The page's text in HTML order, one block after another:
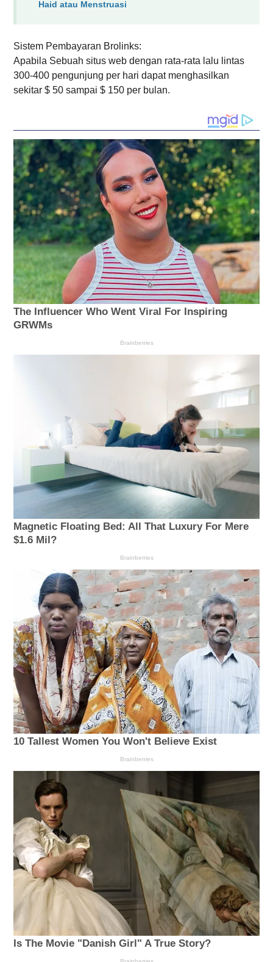
Haid atau Menstruasi
Sistem Pembayaran Brolinks:
Apabila Sebuah situs web dengan rata-rata lalu lintas
300-400 pengunjung per hari dapat menghasilkan
sekitar $ 50 sampai $ 150 per bulan.